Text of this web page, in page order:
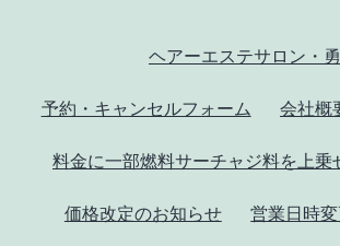
ヘアーエステサロン・勇
予約・キャンセルフォーム 会社概
料金に一部燃料サーチャジ料を上乗
価格改定のお知らせ 営業日時